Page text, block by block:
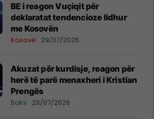
BE i reagon Vuçiqit për
deklaratat tendencioze lidhur
me Kosovën
Kosovë 29/07/2026
Akuzat për kurdisje, reagon për
herë të parë menaxheri i Kristian
Prengës
Boks 28/07/2026